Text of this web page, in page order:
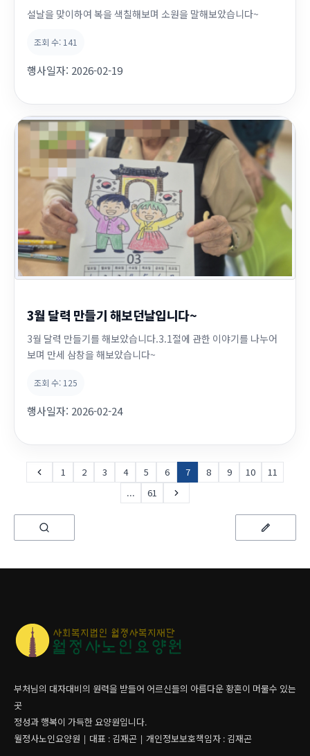
설날을 맞이하여 복을 색칠해보며 소원을 말해보았습니다~
조회 수: 141
행사일자: 2026-02-19
3월 달력 만들기 해보던날입니다~
3월 달력 만들기를 해보았습니다.3.1절에 관한 이야기를 나누어
보며 만세 삼창을 해보았습니다~
조회 수: 125
행사일자: 2026-02-24
1 2 3 4 5 6 7 8 9 10
11
...
61
부처님의 대자대비의 원력을 받들어 어르신들의 아름다운 황혼이 머물수 있는
곳
정성과 행복이 가득한 요양원입니다.
월정사노인요양원 | 대표 : 김재곤 | 개인정보보호책임자 : 김재곤